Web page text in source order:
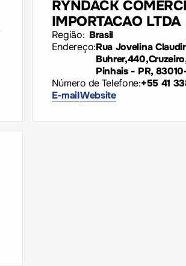
RYNDACK
IMPORTACAO LTDA
Região: Brasil
Endereço:Rua Jovelina
Pinhais - PR,
Número de Telefone:+55 41
E-mailWebsite